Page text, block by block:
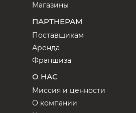
Магазины
ПАРТНЕРАМ
Поставщикам
Аренда
Франшиза
О НАС
Миссия и ценности
О компании